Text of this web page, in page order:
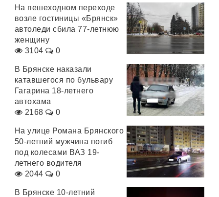
На пешеходном переходе
возле гостиницы «Брянск»
автоледи сбила 77-летнюю
женщину
3104
0
В Брянске наказали
катавшегося по бульвару
Гагарина 18-летнего
автохама
2168
0
На улице Романа Брянского
50-летний мужчина погиб
под колесами ВАЗ 19-
летнего водителя
2044
0
В Брянске 10-летний